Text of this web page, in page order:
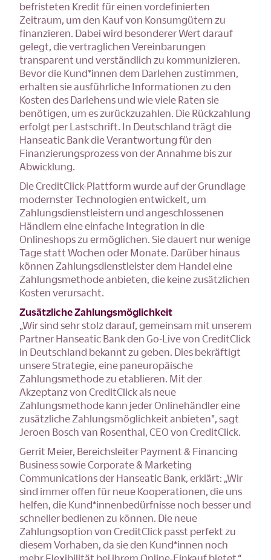
befristeten Kredit für einen vordefinierten
Zeitraum, um den Kauf von Konsumgütern zu
finanzieren. Dabei wird besonderer Wert darauf
gelegt, die vertraglichen Vereinbarungen
transparent und verständlich zu kommunizieren.
Bevor die Kund*innen dem Darlehen zustimmen,
erhalten sie ausführliche Informationen zu den
Kosten des Darlehens und wie viele Raten sie
benötigen, um es zurückzuzahlen. Die Rückzahlung
erfolgt per Lastschrift. In Deutschland trägt die
Hanseatic Bank die Verantwortung für den
Finanzierungsprozess von der Annahme bis zur
Abwicklung.
Die CreditClick-Plattform wurde auf der Grundlage
modernster Technologien entwickelt, um
Zahlungsdienstleistern und angeschlossenen
Händlern eine einfache Integration in die
Onlineshops zu ermöglichen. Sie dauert nur wenige
Tage statt Wochen oder Monate. Darüber hinaus
können Zahlungsdienstleister dem Handel eine
Zahlungsmethode anbieten, die keine zusätzlichen
Kosten verursacht.
Zusätzliche Zahlungsmöglichkeit
„Wir sind sehr stolz darauf, gemeinsam mit unserem
Partner Hanseatic Bank den Go-Live von CreditClick
in Deutschland bekannt zu geben. Dies bekräftigt
unsere Strategie, eine paneuropäische
Zahlungsmethode zu etablieren. Mit der
Akzeptanz von CreditClick als neue
Zahlungsmethode kann jeder Onlinehändler eine
zusätzliche Zahlungsmöglichkeit anbieten", sagt
Jeroen Bosch van Rosenthal, CEO von CreditClick.
Gerrit Meier, Bereichsleiter Payment & Financing
Business sowie Corporate & Marketing
Communications der Hanseatic Bank, erklärt: „Wir
sind immer offen für neue Kooperationen, die uns
helfen, die Kund*innenbedürfnisse noch besser und
schneller bedienen zu können. Die neue
Zahlungsoption von CreditClick passt perfekt zu
diesem Vorhaben, da sie den Kund*innen noch